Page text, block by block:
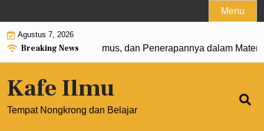
to
content
Menu
Agustus 7, 2026
Breaking News
0: Pengertian, Rumus, dan Penerapannya dalam
Kafe Ilmu
Tempat Nongkrong dan Belajar